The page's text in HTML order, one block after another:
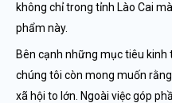
không chỉ trong tỉnh Lào Cai
phẩm này.
Bên cạnh những mục tiêu kinh
chúng tôi còn mong muốn
xã hội to lớn. Ngoài việc góp